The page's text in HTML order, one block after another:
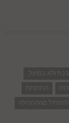
בכח ולא בפועל.
הרוחניות
להתחיל מההתחלה